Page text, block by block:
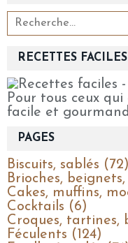
RECETTES
Pour tous ceux
facile et
PAGES
Biscuits, sablés (72)
Brioches,
Cakes, muffins,
Cocktails (6)
Croques, tartines,
Féculents (124)